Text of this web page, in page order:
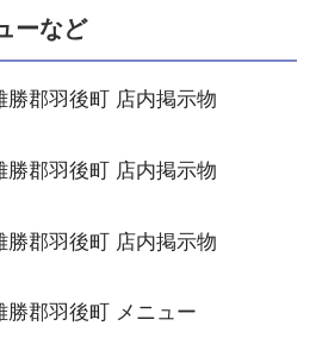
ーなど